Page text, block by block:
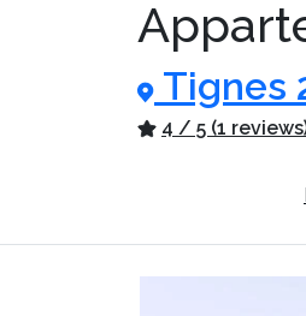
Tignes
4 / 5 (1